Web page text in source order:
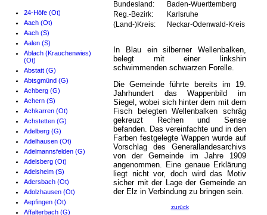
24-Höfe (Ot)
Aach (Ot)
Aach (S)
Aalen (S)
Ablach (Krauchenwies)
(Ot)
Abstatt (G)
Abtsgmünd (G)
Achberg (G)
Achern (S)
Achkarren (Ot)
Achstetten (G)
Adelberg (G)
Adelhausen (Ot)
Adelmannsfelden (G)
Adelsberg (Ot)
Adelsheim (S)
Adersbach (Ot)
Adolzhausen (Ot)
Aepfingen (Ot)
Affalterbach (G)
Bundesland:
Baden-Wuerttemberg
Reg.-Bezirk:
Karlsruhe
(Land-)Kreis:
Neckar-Odenwald-Kreis
In Blau ein silberner Wellenbalken,
belegt mit einer linkshin
schwimmenden schwarzen Forelle.
Die Gemeinde führte bereits im 19.
Jahrhundert das Wappenbild im
Siegel, wobei sich hinter dem mit dem
Fisch belegten Wellenbalken schräg
gekreuzt Rechen und Sense
befanden. Das vereinfachte und in den
Farben festgelegte Wappen wurde auf
Vorschlag des Generallandesarchivs
von der Gemeinde im Jahre 1909
angenommen. Eine genaue Erklärung
liegt nicht vor, doch wird das Motiv
sicher mit der Lage der Gemeinde an
der Elz in Verbindung zu bringen sein.
zurück